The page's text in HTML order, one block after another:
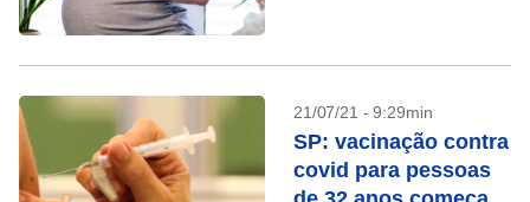
21/07/21 - 9:29min
SP: vacinação contra
covid para pessoas